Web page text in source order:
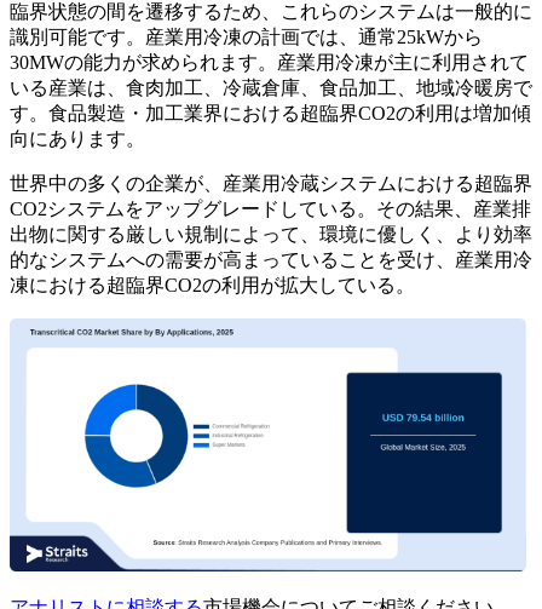
臨界状態の間を遷移するため、これらのシステムは一般的に
識別可能です。産業用冷凍の計画では、通常25kWから
30MWの能力が求められます。産業用冷凍が主に利用されて
いる産業は、食肉加工、冷蔵倉庫、食品加工、地域冷暖房で
す。食品製造・加工業界における超臨界CO2の利用は増加傾
向にあります。
世界中の多くの企業が、産業用冷蔵システムにおける超臨界
CO2システムをアップグレードしている。その結果、産業排
出物に関する厳しい規制によって、環境に優しく、より効率
的なシステムへの需要が高まっていることを受け、産業用冷
凍における超臨界CO2の利用が拡大している。